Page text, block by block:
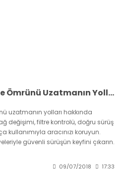
Şanzıman Bakımı ve Ömrünü Uzatmanın Yolları
uzatmanın yolları hakkında
değişimi, filtre kontrolü, doğru sürüş
kullanımıyla aracınızı koruyun.
güvenli sürüşün keyfini çıkarın.
09/07/2018 17:33